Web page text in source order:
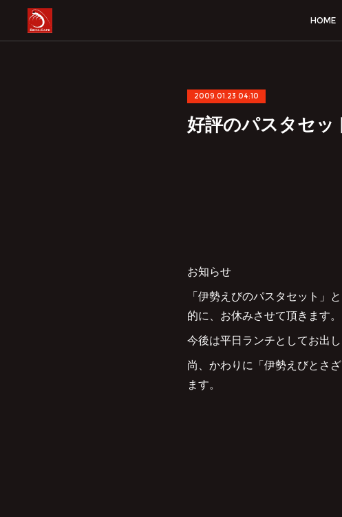
HOME
2009.01.23 04:10
好評のパスタセッ
お知らせ
「伊勢えびのパスタセット」
的に、お休みさせて頂きます。
今後は平日ランチとしてお出
尚、かわりに「伊勢えびとさ
ます。